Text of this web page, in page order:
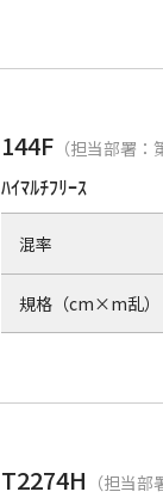
144F （担当部署
ﾊｲﾏﾙﾁﾌﾘｰｽ
混率
規格（cm×m乱）
T2274H （担当